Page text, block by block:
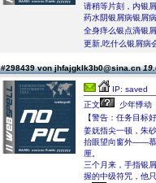
请稍等片刻，内银
药水阴银屑病银屑
全身痒么银点滴银
更新,吃什么银屑病
#298439 von jhfajgklk3b0@sina.cn
IP: saved
正文
少年悸动
【警告：任务目标
姜妩指尖一顿，朱
抬眼望向窗外――慕
厘。
三个月来，手指银
握的中级符咒，他